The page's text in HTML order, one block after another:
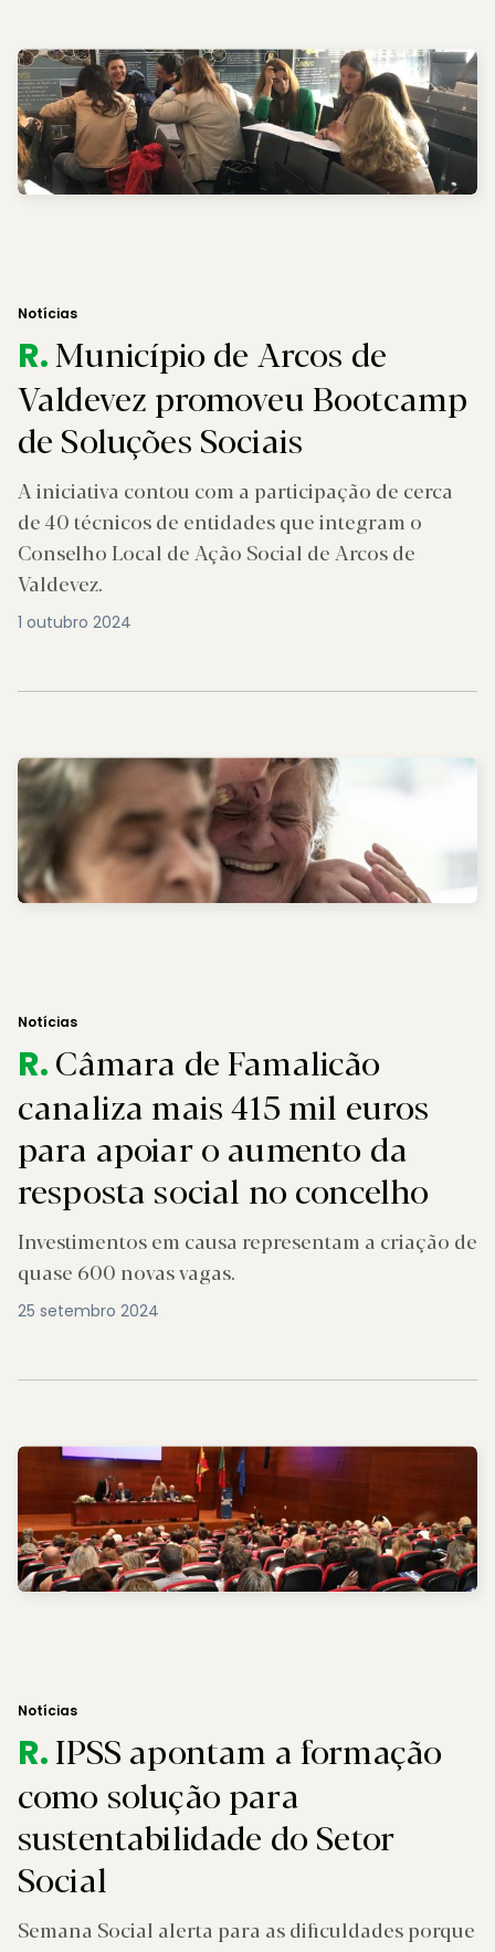
Notícias
R.Município de Arcos de
Valdevez promoveu Bootcamp
de Soluções Sociais
A iniciativa contou com a participação de cerca
de 40 técnicos de entidades que integram o
Conselho Local de Ação Social de Arcos de
Valdevez.
1 outubro 2024
Notícias
R.Câmara de Famalicão
canaliza mais 415 mil euros
para apoiar o aumento da
resposta social no concelho
Investimentos em causa representam a criação de
quase 600 novas vagas.
25 setembro 2024
Notícias
R.IPSS apontam a formação
como solução para
sustentabilidade do Setor
Social
Semana Social alerta para as dificuldades porque